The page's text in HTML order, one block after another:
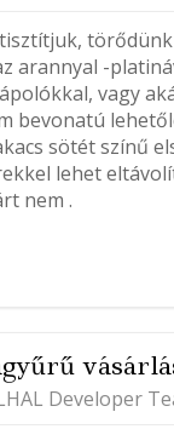
arannyal -
vagy
bevonatú
sötét színű
lehet
nem .
Developer